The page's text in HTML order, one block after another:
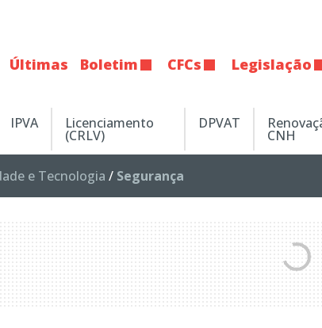
Últimas Boletim CFCs Legislação
IPVA Licenciamento
(CRLV)
DPVAT
CNH
e Tecnologia / Segurança